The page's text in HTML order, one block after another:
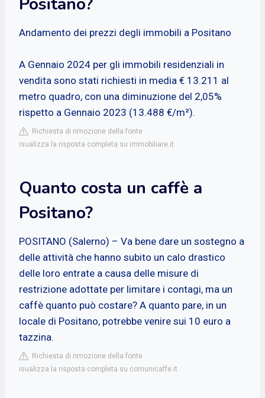
Andamento dei prezzi degli immobili a Positano
A Gennaio 2024 per gli immobili residenziali in
vendita sono stati richiesti in media € 13.211 al
metro quadro, con una diminuzione del 2,05%
rispetto a Gennaio 2023 (13.488 €/m²).
Richiesta di rimozione della fonte
isualizza la risposta completa su immobiliare.it
Quanto costa un caffè a
Positano?
POSITANO (Salerno) – Va bene dare un sostegno a
delle attività che hanno subito un calo drastico
delle loro entrate a causa delle misure di
restrizione adottate per limitare i contagi, ma un
caffè quanto può costare? A quanto pare, in un
locale di Positano, potrebbe venire sui 10 euro a
tazzina.
Richiesta di rimozione della fonte
isualizza la risposta completa su comunicaffe.it